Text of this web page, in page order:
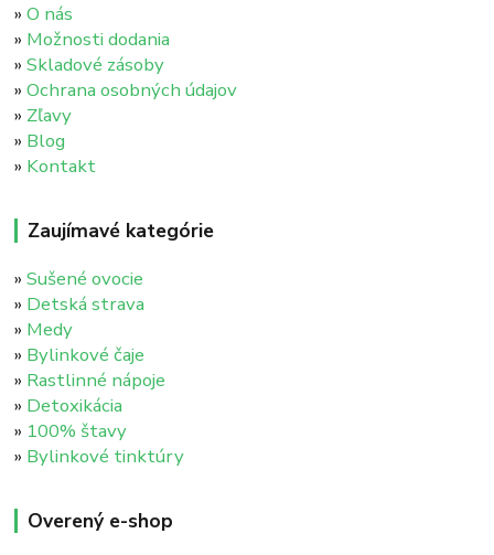
»O nás
» Možnosti dodania
»Skladové zásoby
»Ochrana osobných údajov
» Zľavy
» Blog
» Kontakt
Zaujímavé kategórie
»Sušené ovocie
» Detská strava
» Medy
» Bylinkové čaje
» Rastlinné nápoje
» Detoxikácia
» 100% štavy
» Bylinkové tinktúry
Overený e-shop